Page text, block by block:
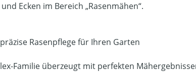
Ecken im Bereich „Rasenmähen“.
Rasenpflege für Ihren Garten
Familie überzeugt mit perfekten